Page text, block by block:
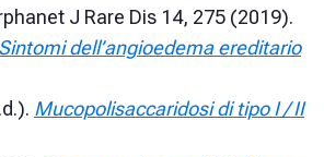
J Rare Dis 14, 275 (2019).
Sintomi dell’angioedema ereditario
Mucopolisaccaridosi di tipo I / II